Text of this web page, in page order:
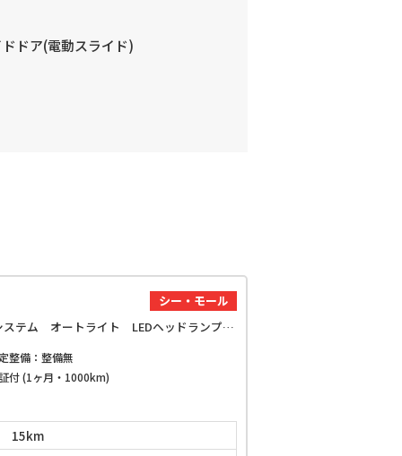
ドア(電動スライド)
シー・モール
アトレーデッキバン 4WD 両側電動スライドドア クリアランスソナー オートクルーズコントロール 衝突被害軽減システム オートライト LEDヘッドランプ スマートキー アイドリングストップ 電動格納ミラー CVT
整備：整備無
付 (1ヶ月・1000km)
15km